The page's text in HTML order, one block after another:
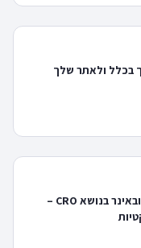
בכלל ולאתר שלך
אקטיב טרייל מארחים את בוריס קימלמן לוובאינר בנושא CRO –